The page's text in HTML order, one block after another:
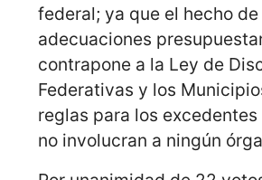
federal; ya que el hecho
adecuaciones
contrapone a la Ley de
Federativas y los
reglas para los
no involucran a ningún